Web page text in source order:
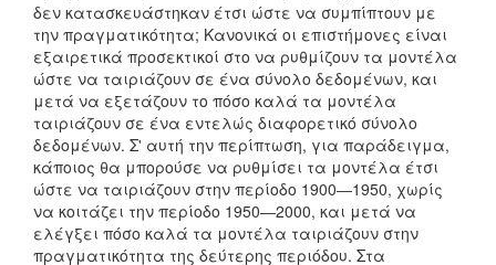
δεν κατασκευάστηκαν έτσι ώστε να συμπίπτουν με
την πραγματικότητα; Κανονικά οι επιστήμονες είναι
εξαιρετικά προσεκτικοί στο να ρυθμίζουν τα μοντέλα
ώστε να ταιριάζουν σε ένα σύνολο δεδομένων, και
μετά να εξετάζουν το πόσο καλά τα μοντέλα
ταιριάζουν σε ένα εντελώς διαφορετικό σύνολο
δεδομένων. Σ' αυτή την περίπτωση, για παράδειγμα,
κάποιος θα μπορούσε να ρυθμίσει τα μοντέλα έτσι
ώστε να ταιριάζουν στην περίοδο 1900―1950, χωρίς
να κοιτάζει την περίοδο 1950―2000, και μετά να
ελέγξει πόσο καλά τα μοντέλα ταιριάζουν στην
πραγματικότητα της δεύτερης περιόδου. Στα